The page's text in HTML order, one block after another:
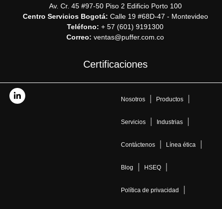
Av. Cr. 45 #97-50 Piso 2 Edificio Porto 100
Centro Servicios Bogotá: Calle 19 #68D-47 - Montevideo
Teléfono: + 57 (601) 9191300
Correo: ventas@puffer.com.co
Certificaciones
Nosotros Productos
Servicios Industrias
Contáctenos Línea ética
Blog HSEQ
Política de privacidad